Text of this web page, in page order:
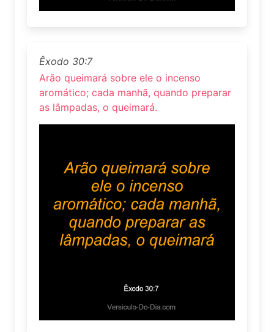
Êxodo 30:7
Arão queimará sobre ele o incenso
aromático; cada manhã, quando preparar
as lâmpadas, o queimará.